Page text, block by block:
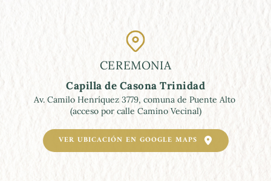
CEREMONIA
Capilla de Casona Trinidad
Av. Camilo Henríquez 3779, comuna de Puente Alto
(acceso por calle Camino Vecinal)
VER UBICACIÓN EN GOOGLE MAPS